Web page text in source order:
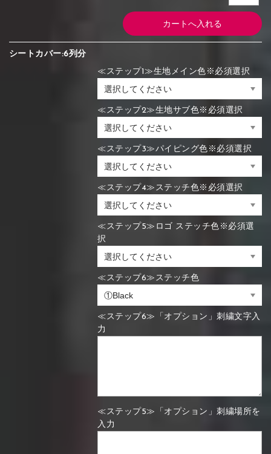
シートカバー:6列分
≪ステップ1≫生地メイン色※必須選択
≪ステップ2≫生地サブ色※必須選択
≪ステップ3≫パイピング色※必須選択
≪ステップ4≫ステッチ色※必須選択
≪ステップ5≫ロゴ ステッチ色※必須選
択
≪ステップ6≫ステッチ色
≪ステップ6≫「オプション」刺繍文字入
力
≪ステップ5≫「オプション」刺繍場所を
入力